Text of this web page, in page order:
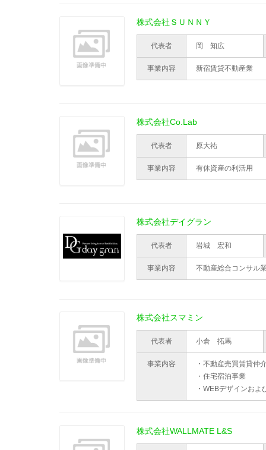
株式会社ＳＵＮＮＹ
代表者 岡 知広
事業内容 新宿賃貸不動産業
株式会社Co.Lab
代表者 原大祐
事業内容 有休資産の利活用
株式会社デイグラン
代表者 岩城 宏和
事業内容 不動産総合コンサル
株式会社スマミン
代表者 小倉 拓馬
事業内容
・不動産売買賃貸仲
・住宅宿泊事業
・WEBデザインお
株式会社WALLMATE L&S